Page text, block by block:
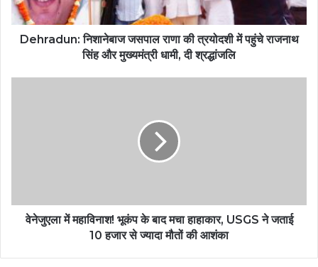
Dehradun: निशानेबाज जसपाल राणा की त्रयोदशी में पहुंचे राजनाथ
सिंह और मुख्यमंत्री धामी, दी श्रद्धांजलि
वेनेजुएला में महाविनाश! भूकंप के बाद मचा हाहाकार, USGS ने जताई
10 हजार से ज्यादा मौतों की आशंका